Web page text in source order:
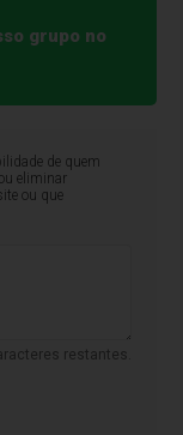
grupo no
de quem
eliminar
ou que
restantes.